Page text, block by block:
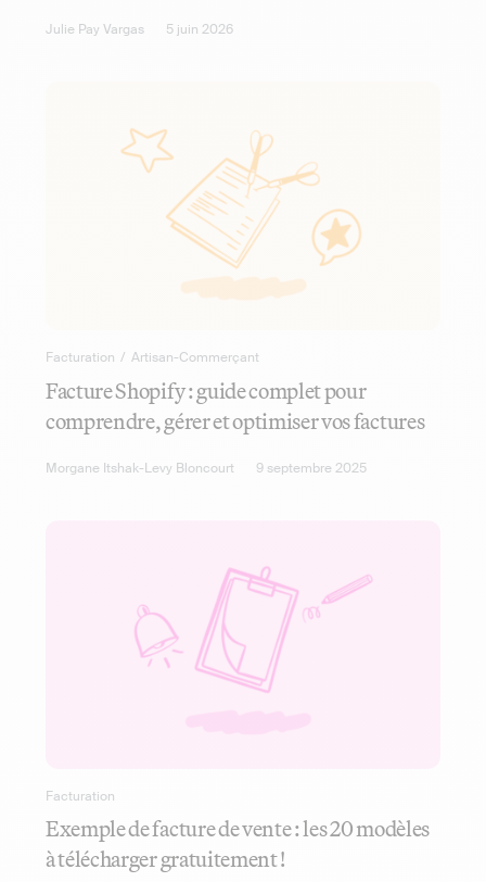
Julie Pay Vargas 5 juin 2026
Facturation / Artisan-Commerçant
Facture Shopify : guide complet pour
comprendre, gérer et optimiser vos factures
Morgane Itshak-Levy Bloncourt 9 septembre 2025
Facturation
Exemple de facture de vente : les 20 modèles
à télécharger gratuitement !